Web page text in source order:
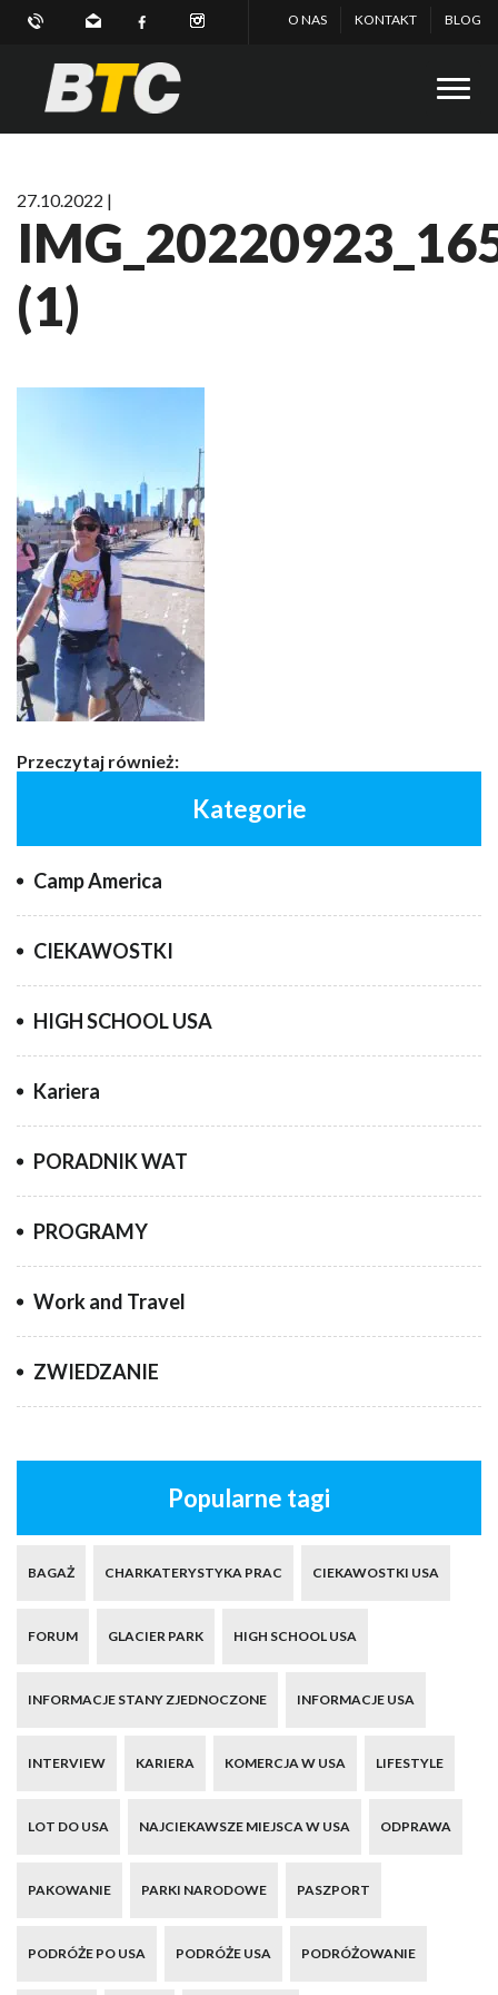
O NAS KONTAKT BLOG
27.10.2022 |
(1)
Przeczytaj również:
Kategorie
Camp America
CIEKAWOSTKI
HIGH SCHOOL USA
Kariera
PORADNIK WAT
PROGRAMY
Work and Travel
ZWIEDZANIE
Popularne tagi
BAGAŻ CHARKATERYSTYKA PRAC CIEKAWOSTKI USA
FORUM GLACIER PARK HIGH SCHOOL USA
INFORMACJE STANY ZJEDNOCZONE INFORMACJE USA
INTERVIEW KARIERA KOMERCJA W USA LIFESTYLE
LOT DO USA NAJCIEKAWSZE MIEJSCA W USA ODPRAWA
PAKOWANIE PARKI NARODOWE PASZPORT
PODRÓŻE PO USA PODRÓŻE USA PODRÓŻOWANIE